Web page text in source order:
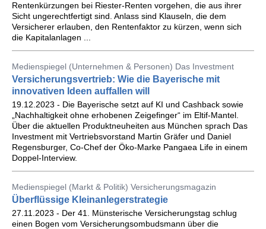
Rentenkürzungen bei Riester-Renten vorgehen, die aus ihrer
Sicht ungerechtfertigt sind. Anlass sind Klauseln, die dem
Versicherer erlauben, den Rentenfaktor zu kürzen, wenn sich
die Kapitalanlagen ...
Medienspiegel (Unternehmen & Personen) Das Investment
Versicherungsvertrieb: Wie die Bayerische mit
innovativen Ideen auffallen will
19.12.2023 - Die Bayerische setzt auf KI und Cashback sowie
„Nachhaltigkeit ohne erhobenen Zeigefinger“ im Eltif-Mantel.
Über die aktuellen Produktneuheiten aus München sprach Das
Investment mit Vertriebsvorstand Martin Gräfer und Daniel
Regensburger, Co-Chef der Öko-Marke Pangaea Life in einem
Doppel-Interview.
Medienspiegel (Markt & Politik) Versicherungsmagazin
Überflüssige Kleinanlegerstrategie
27.11.2023 - Der 41. Münsterische Versicherungstag schlug
einen Bogen vom Versicherungsombudsmann über die